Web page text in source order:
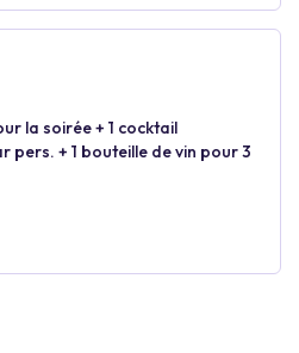
la soirée + 1 cocktail
pers. + 1 bouteille de vin pour 3